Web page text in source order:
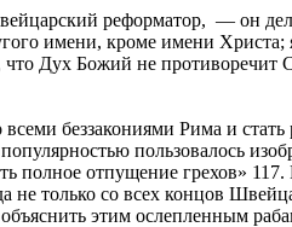
реформатор, — он
имени, кроме имени
Дух Божий не противоречит
беззакониями Рима и
пользовалось
полное отпущение грехов»
не только со всех концов
этим ослепленным